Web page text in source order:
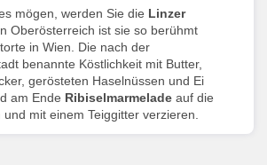
mögen, werden Sie die Linzer
Oberösterreich ist sie so berühmt
in Wien. Die nach der
benannte Köstlichkeit mit Butter,
gerösteten Haselnüssen und Ei
am Ende Ribiselmarmelade auf die
und mit einem Teiggitter verzieren.